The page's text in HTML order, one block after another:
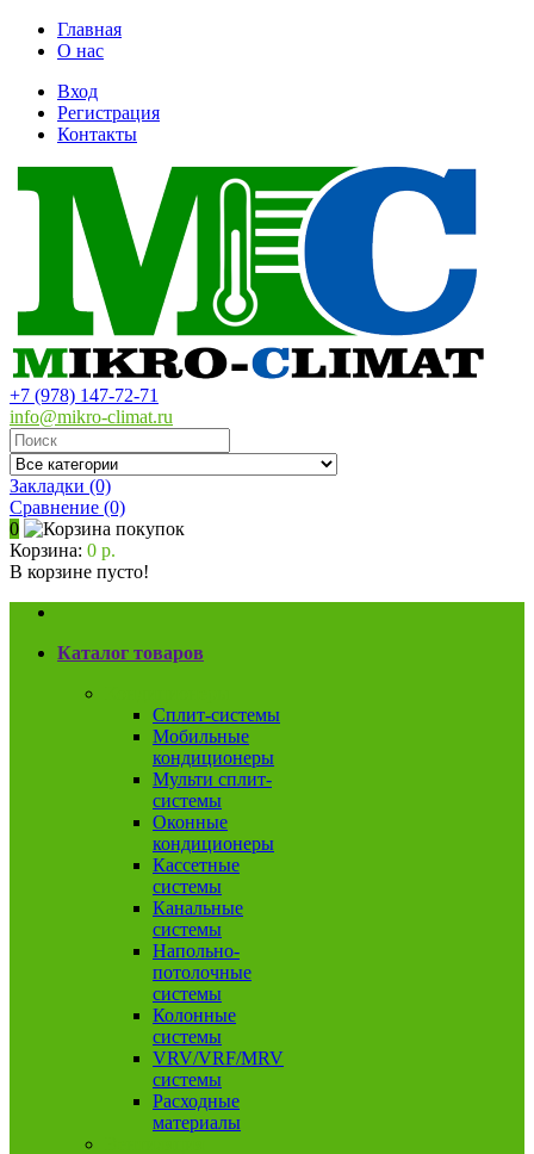
Главная
О нас
Вход
Регистрация
Контакты
+7 (978) 147-72-71
info@mikro-climat.ru
Закладки (0)
Сравнение (0)
0
Корзина: 0 р.
В корзине пусто!
Каталог товаров
Сплит-системы
Мобильные
кондиционеры
Мульти сплит-
системы
Оконные
кондиционеры
Кассетные
системы
Канальные
системы
Напольно-
потолочные
системы
Колонные
системы
VRV/VRF/MRV
системы
Расходные
материалы